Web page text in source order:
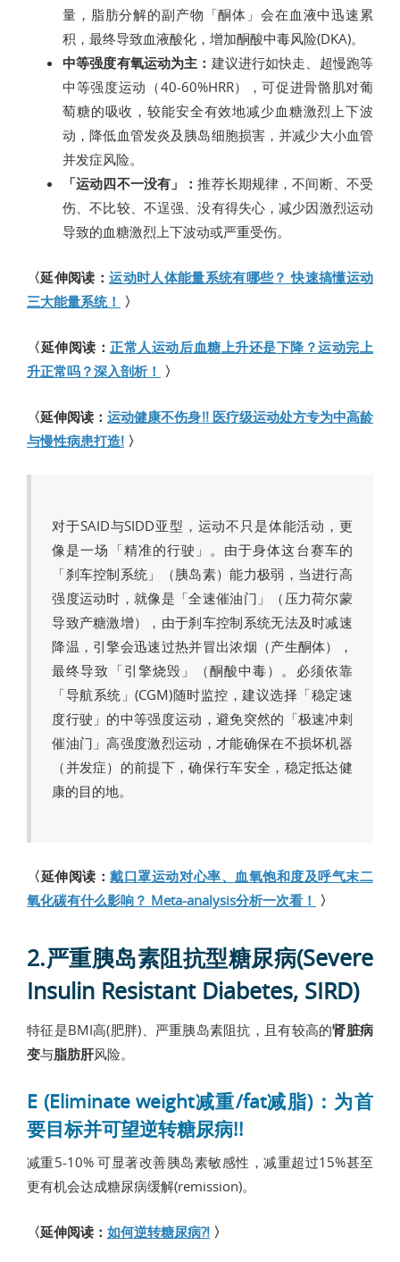
量，脂肪分解的副产物「酮体」会在血液中迅速累
积，最终导致血液酸化，增加酮酸中毒风险(DKA)。
中等强度有氧运动为主： 建议进行如快走、超慢跑等
中等强度运动（40-60%HRR），可促进骨骼肌对葡
萄糖的吸收，较能安全有效地减少血糖激烈上下波
动，降低血管发炎及胰岛细胞损害，并减少大小血管
并发症风险。
「运动四不一没有」：推荐长期规律，不间断、不受
伤、不比较、不逞强、没有得失心，减少因激烈运动
导致的血糖激烈上下波动或严重受伤。
〈延伸阅读：运动时人体能量系统有哪些？ 快速搞懂运动
三大能量系统！ 〉
〈延伸阅读：正常人运动后血糖上升还是下降？运动完上
升正常吗？深入剖析！ 〉
〈延伸阅读：运动健康不伤身!! 医疗级运动处方专为中高龄
与慢性病患打造! 〉
对于SAID与SIDD亚型，运动不只是体能活动，更
像是一场「精准的行驶」。由于身体这台赛车的
「刹车控制系统」（胰岛素）能力极弱，当进行高
强度运动时，就像是「全速催油门」（压力荷尔蒙
导致产糖激增），由于刹车控制系统无法及时减速
降温，引擎会迅速过热并冒出浓烟（产生酮体），
最终导致「引擎烧毁」（酮酸中毒）。必须依靠
「导航系统」(CGM)随时监控，建议选择「稳定速
度行驶」的中等强度运动，避免突然的「极速冲刺
催油门」高强度激烈运动，才能确保在不损坏机器
（并发症）的前提下，确保行车安全，稳定抵达健
康的目的地。
〈延伸阅读：戴口罩运动对心率、血氧饱和度及呼气末二
氧化碳有什么影响？ Meta-analysis分析一次看！ 〉
2.严重胰岛素阻抗型糖尿病(Severe
Insulin Resistant Diabetes, SIRD)
特征是BMI高(肥胖)、严重胰岛素阻抗，且有较高的肾脏病
变与脂肪肝风险。
E (Eliminate weight减重/fat减脂)：为首
要目标并可望逆转糖尿病!!
减重5-10% 可显著改善胰岛素敏感性，减重超过15%甚至
更有机会达成糖尿病缓解(remission)。
〈延伸阅读： 如何逆转糖尿病?! 〉